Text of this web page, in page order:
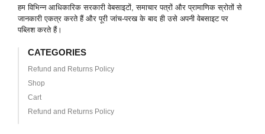
हम विभिन्न आधिकारिक सरकारी वेबसाइटों, समाचार पत्रों और प्रामाणिक स्रोतों से
जानकारी एकत्र करते हैं और पूरी जांच-परख के बाद ही उसे अपनी वेबसाइट पर
पब्लिश करते हैं।
CATEGORIES
Refund and Returns Policy
Shop
Cart
Refund and Returns Policy